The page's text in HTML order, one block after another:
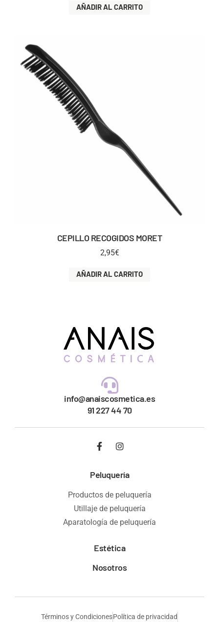
AÑADIR AL CARRITO
CEPILLO RECOGIDOS MORET
2,95€
AÑADIR AL CARRITO
info@anaiscosmetica.es
91 227 44 70
Peluquería
Productos de peluquería
Utillaje de peluquería
Aparatología de peluquería
Estética
Nosotros
Términos y CondicionesPolítica de privacidad